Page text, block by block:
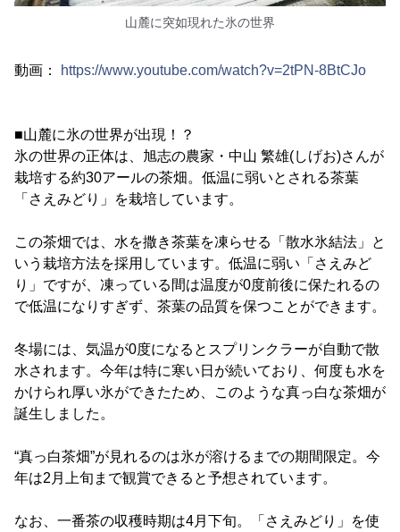
山麓に突如現れた氷の世界
動画： https://www.youtube.com/watch?v=2tPN-8BtCJo
■山麓に氷の世界が出現！？
氷の世界の正体は、旭志の農家・中山 繁雄(しげお)さんが
栽培する約30アールの茶畑。低温に弱いとされる茶葉
「さえみどり」を栽培しています。
この茶畑では、水を撒き茶葉を凍らせる「散水氷結法」と
いう栽培方法を採用しています。低温に弱い「さえみど
り」ですが、凍っている間は温度が0度前後に保たれるの
で低温になりすぎず、茶葉の品質を保つことができます。
冬場には、気温が0度になるとスプリンクラーが自動で散
水されます。今年は特に寒い日が続いており、何度も水を
かけられ厚い氷ができたため、このような真っ白な茶畑が
誕生しました。
“真っ白茶畑”が見れるのは氷が溶けるまでの期間限定。今
年は2月上旬まで観賞できると予想されています。
なお、一番茶の収穫時期は4月下旬。「さえみどり」を使